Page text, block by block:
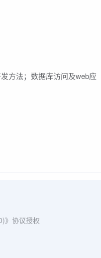
方法；数据库访问及web应
》协议授权